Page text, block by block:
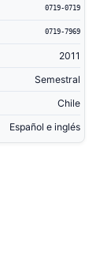
0719-0719
0719-7969
2011
Semestral
Chile
Español e inglés